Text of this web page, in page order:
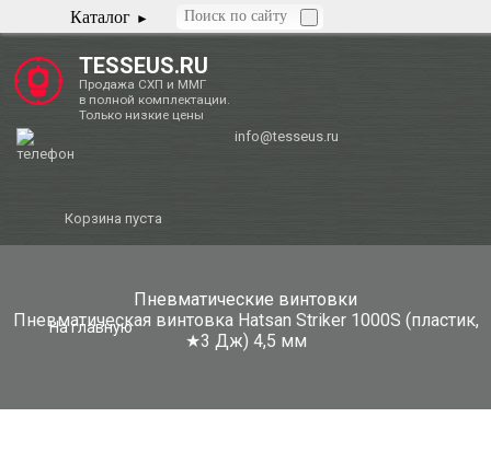
Каталог
TESSEUS.RU
Продажа СХП и ММГ
в полной комплектации.
Только низкие цены
info@tesseus.ru
Корзина пуста
Пневматические винтовки
Пневматическая винтовка Hatsan Striker 1000S (пластик,
★3 Дж) 4,5 мм
На главную